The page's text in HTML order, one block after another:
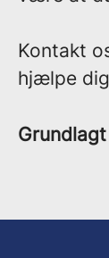
Kontakt
hjælpe